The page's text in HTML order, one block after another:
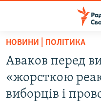
Перейти
основного
матеріалу
Перейти
до
РАДІО СВОБОДА – 70
СТАТТІ
НОВИНИ | ПОЛІТИКА
Аваков перед
«жорсткою
виборців і